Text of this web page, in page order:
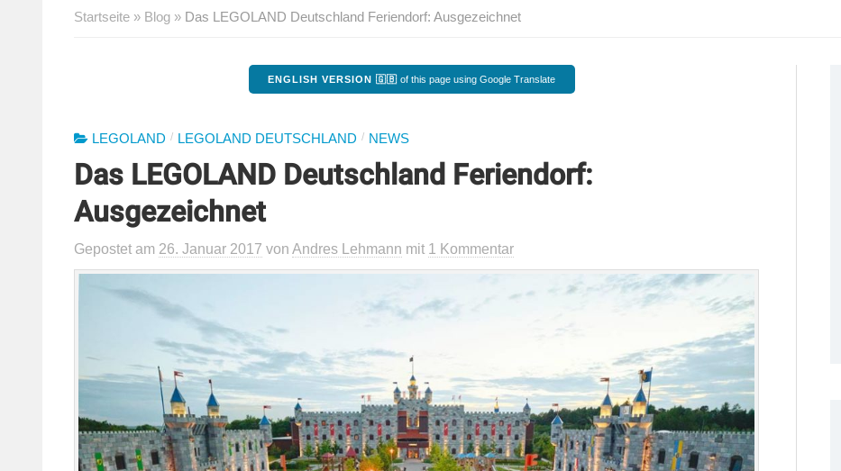
Startseite » Blog » Das LEGOLAND Deutschland Feriendorf: Ausgezeichnet
ENGLISH VERSION 🇬🇧 of this page using Google Translate
LEGOLAND / LEGOLAND DEUTSCHLAND / NEWS
Das LEGOLAND Deutschland Feriendorf:
Ausgezeichnet
Gepostet am 26. Januar 2017 von Andres Lehmann mit 1 Kommentar